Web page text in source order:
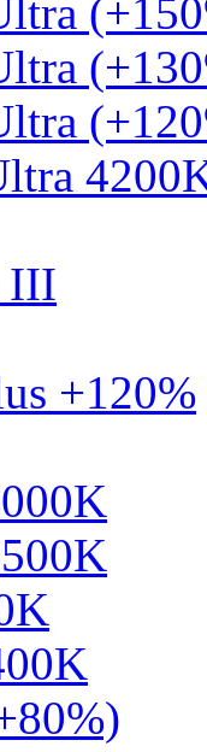
III
+120%